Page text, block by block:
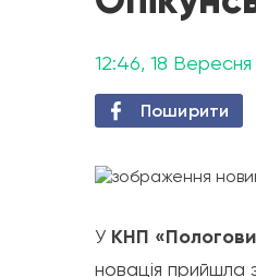
12:46, 18 Вересня
Поширити
У КНП
новація прийшла